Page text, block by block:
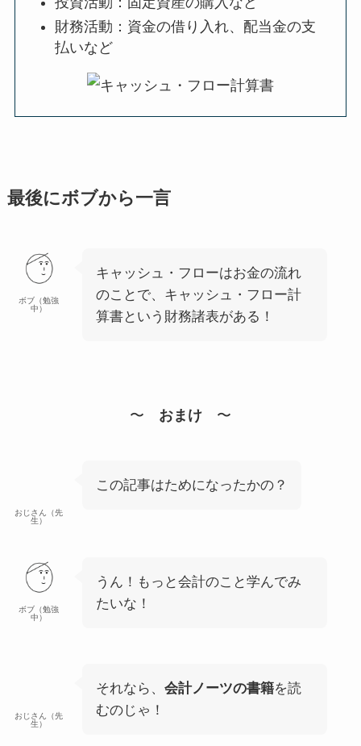
財務活動 ：資金の借り入れ、配当金の支
払いなど
最後にボブから一言
ボブ（勉強
中）
キャッシュ・フローはお金の流れ
のことで、キャッシュ・フロー計
算書という財務諸表がある！
〜 おまけ 〜
おじさん（先
生）
この記事はためになったかの？
ボブ（勉強
中）
うん！もっと会計のこと学んでみ
たいな！
おじさん（先
生）
それなら、 会計ノーツの書籍を読
むのじゃ！